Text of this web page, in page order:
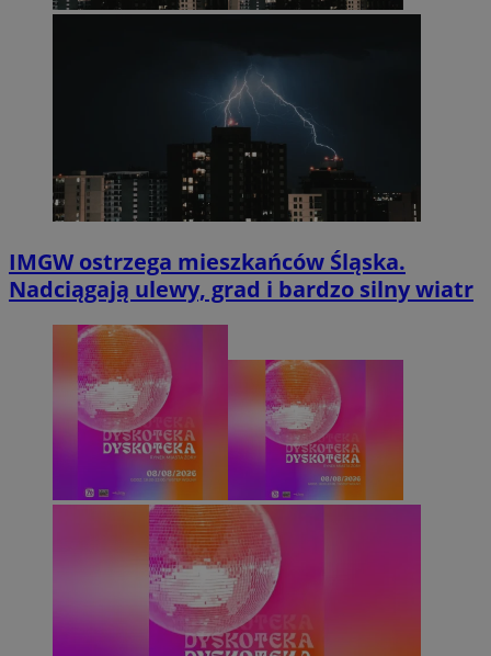
IMGW ostrzega mieszkańców Śląska.
Nadciągają ulewy, grad i bardzo silny wiatr